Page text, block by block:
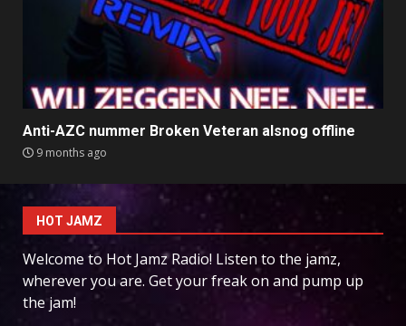
Anti-AZC nummer Broken Veteran alsnog offline
9 months ago
HOT JAMZ
Welcome to Hot Jamz Radio! Listen to the jamz,
wherever you are. Get your freak on and pump up
the jam!